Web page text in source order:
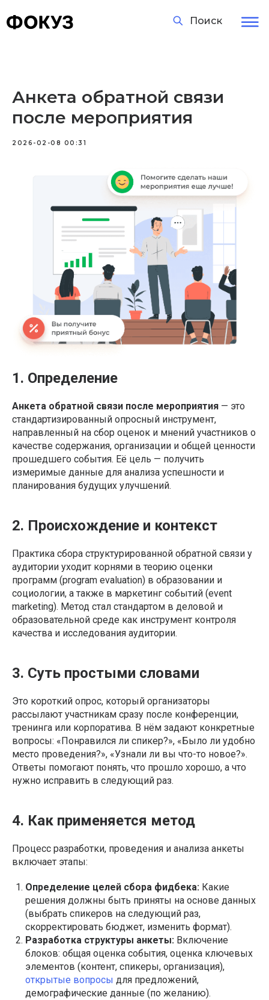
Поиск
Анкета обратной связи
после мероприятия
2026-02-08 00:31
1. Определение
Анкета обратной связи после мероприятия — это
стандартизированный опросный инструмент,
направленный на сбор оценок и мнений участников о
качестве содержания, организации и общей ценности
прошедшего события. Её цель — получить
измеримые данные для анализа успешности и
планирования будущих улучшений.
2. Происхождение и контекст
Практика сбора структурированной обратной связи у
аудитории уходит корнями в теорию оценки
программ (program evaluation) в образовании и
социологии, а также в маркетинг событий (event
marketing). Метод стал стандартом в деловой и
образовательной среде как инструмент контроля
качества и исследования аудитории.
3. Суть простыми словами
Это короткий опрос, который организаторы
рассылают участникам сразу после конференции,
тренинга или корпоратива. В нём задают конкретные
вопросы: «Понравился ли спикер?», «Было ли удобно
место проведения?», «Узнали ли вы что-то новое?».
Ответы помогают понять, что прошло хорошо, а что
нужно исправить в следующий раз.
4. Как применяется метод
Процесс разработки, проведения и анализа анкеты
включает этапы:
Определение целей сбора фидбека: Какие
решения должны быть приняты на основе данных
(выбрать спикеров на следующий раз,
скорректировать бюджет, изменить формат).
Разработка структуры анкеты: Включение
блоков: общая оценка события, оценка ключевых
элементов (контент, спикеры, организация),
открытые вопросы для предложений,
демографические данные (по желанию).